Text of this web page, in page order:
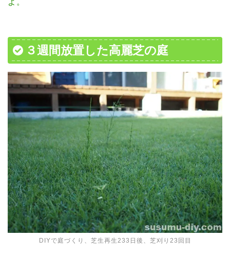
３週間放置した高麗芝の庭
DIYで庭づくり、芝生再生233日後、芝刈り23回目